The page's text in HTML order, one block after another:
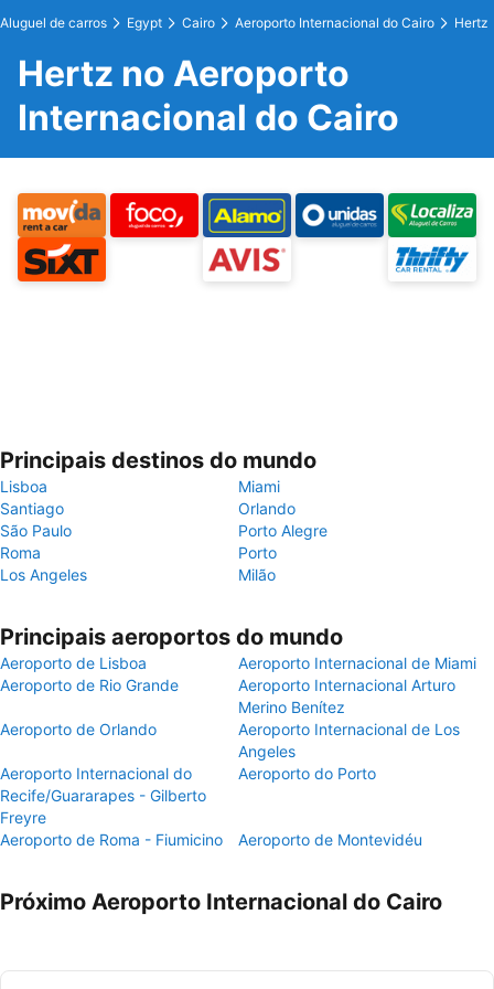
Aluguel de carros Egypt Cairo Aeroporto Internacional do Cairo Hertz
Hertz no Aeroporto
Internacional do Cairo
Principais destinos do mundo
Lisboa
Miami
Santiago
Orlando
São Paulo
Porto Alegre
Roma
Porto
Los Angeles
Milão
Principais aeroportos do mundo
Aeroporto de Lisboa
Aeroporto Internacional de Miami
Aeroporto de Rio Grande
Aeroporto Internacional Arturo
Merino Benítez
Aeroporto de Orlando
Aeroporto Internacional de Los
Angeles
Aeroporto Internacional do
Recife/Guararapes - Gilberto
Freyre
Aeroporto do Porto
Aeroporto de Roma - Fiumicino Aeroporto de Montevidéu
Próximo Aeroporto Internacional do Cairo